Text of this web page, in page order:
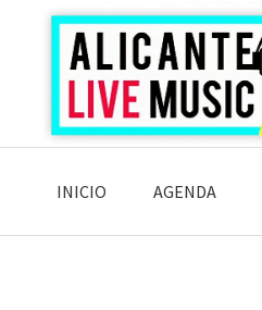
Saltar
navegación
principal
Saltar
contenido
principal
Saltar
lateral
principalINICIO AGENDA